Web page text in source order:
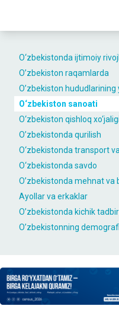
O‘zbekistondа ijtimoiy
O’zbekiston raqamlarda
O’zbekiston hududlarining
O‘zbekiston sаnoаti
O‘zbekiston qishloq xo‘jаligi
O’zbekistonda qurilish
O‘zbekistondа trаnsport
O‘zbekistondа sаvdo
O’zbekistonda mehnat va
Ayollar va erkaklar
O’zbekistonda kichik
O’zbekistonning